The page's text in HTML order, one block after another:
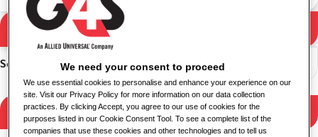
Rezultati pretrage
Sortiranje
Filtriraj rezultate
We need your consent to proceed
We use essential cookies to personalise and enhance your experience on our
site. Visit our Privacy Policy for more information on our data collection
practices. By clicking Accept, you agree to our use of cookies for the
purposes listed in our Cookie Consent Tool. To see a complete list of the
companies that use these cookies and other technologies and to tell us